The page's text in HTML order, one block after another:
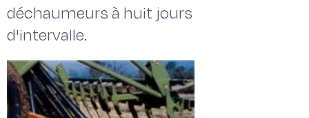
déchaumeurs à huit jours
d'intervalle.